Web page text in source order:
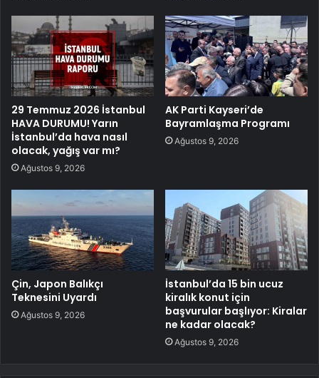
29 Temmuz 2026 İstanbul
HAVA DURUMU! Yarın
İstanbul’da hava nasıl
olacak, yağış var mı?
Ağustos 9, 2026
AK Parti Kayseri’de
Bayramlaşma Programı
Ağustos 9, 2026
Çin, Japon Balıkçı
Teknesini Uyardı
Ağustos 9, 2026
İstanbul’da 15 bin ucuz
kiralık konut için
başvurular başlıyor: Kiralar
ne kadar olacak?
Ağustos 9, 2026